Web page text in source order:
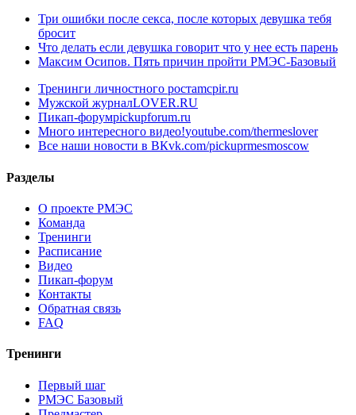
Три ошибки после секса, после которых девушка тебя
бросит
Что делать если девушка говорит что у нее есть парень
Максим Осипов. Пять причин пройти РМЭС-Базовый
Тренинги личностного ростаmcpir.ru
Мужской журналLOVER.RU
Пикап-форумpickupforum.ru
Много интересного видео!youtube.com/thermeslover
Все наши новости в ВКvk.com/pickuprmesmoscow
Разделы
О проекте РМЭС
Команда
Тренинги
Расписание
Видео
Пикап-форум
Контакты
Обратная связь
FAQ
Тренинги
Первый шаг
РМЭС Базовый